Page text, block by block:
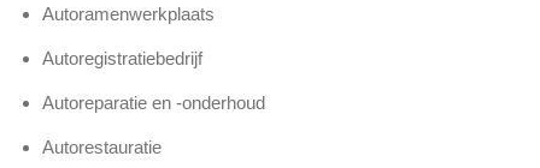
Autoramenwerkplaats
Autoregistratiebedrijf
Autoreparatie en -onderhoud
Autorestauratie